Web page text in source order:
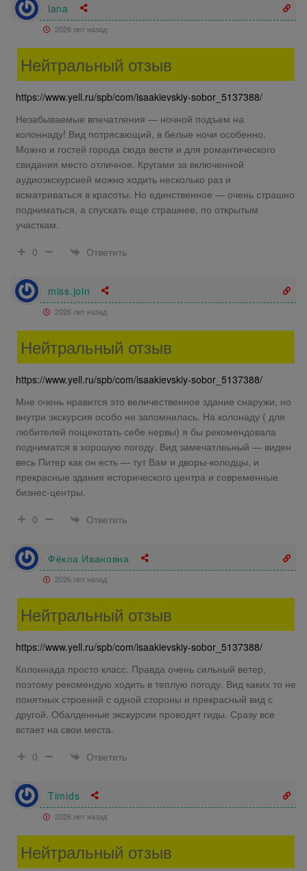
lana
2026 лет назад
Нейтральный отзыв
https://www.yell.ru/spb/com/isaakievskiy-sobor_5137388/
Незабываемые впечатления — ночной подъем на
колоннаду! Вид потрясающий, в белые ночи особенно.
Можно и гостей города сюда вести и для романтического
свидания место отличное. Кругами за включенной
аудиоэкскурсией можно ходить несколько раз и
всматриваться в красоты. Но единственное — очень страшно
подниматься, а спускать еще страшнее, по открытым
участкам.
0
Ответить
miss.join
2026 лет назад
Нейтральный отзыв
https://www.yell.ru/spb/com/isaakievskiy-sobor_5137388/
Мне очень нравится это величественное здание снаружи, но
внутри экскурсия особо не запомнилась. На колонаду ( для
любителей пощекотать себе нервы) я бы рекомендовала
подниматся в хорошую погоду. Вид замечатлеьный — виден
весь Питер как он есть — тут Вам и дворы-колодцы, и
прекрасные здания исторического центра и современные
бизнес-центры.
0
Ответить
Фёкла Ивановна
2026 лет назад
Нейтральный отзыв
https://www.yell.ru/spb/com/isaakievskiy-sobor_5137388/
Колоннада просто класс. Правда очень сильный ветер,
поэтому рекомендую ходить в теплую погоду. Вид каких то не
понятных строений с одной стороны и прекрасный вид с
другой. Обалденные экскурсии проводят гиды. Сразу все
встает на свои места.
0
Ответить
Timids
2026 лет назад
Нейтральный отзыв